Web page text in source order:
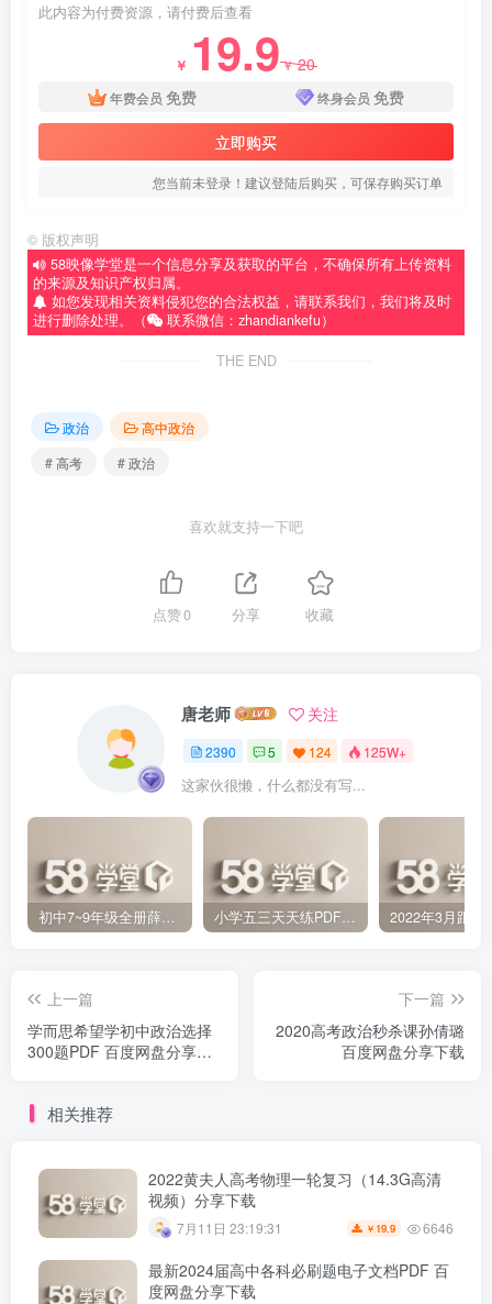
此内容为付费资源，请付费后查看
￥ 19.9￥20
年费会员 免费 终身会员 免费
立即购买
您当前未登录！建议登陆后购买，可保存购买订单
© 版权声明
58映像学堂是一个信息分享及获取的平台，不确保所有上传资料
的来源及知识产权归属。
如您发现相关资料侵犯您的合法权益，请联系我们，我们将及时
进行删除处理。（
联系微信：zhandiankefu）
THE END
政治
高中政治
# 高考
# 政治
喜欢就支持一下吧
点赞0 分享 收藏
唐老师 关注
2390 5 124 125W+
这家伙很懒，什么都没有写...
初中7~9年级全册薛金星中学教材全解PDF 百度网盘分享下载 小学五三天天练PDF（压缩打包）百度网盘分享下载
上一篇
学而思希望学初中政治选择
300题PDF 百度网盘分享下
下一篇
2020高考政治秒杀课孙倩璐
百度网盘分享下载
相关推荐
2022黄夫人高考物理一轮复习（14.3G高清
视频）分享下载
7月11日 23:19:31 ￥ 19.9 6646
最新2024届高中各科必刷题电子文档PDF 百
度网盘分享下载